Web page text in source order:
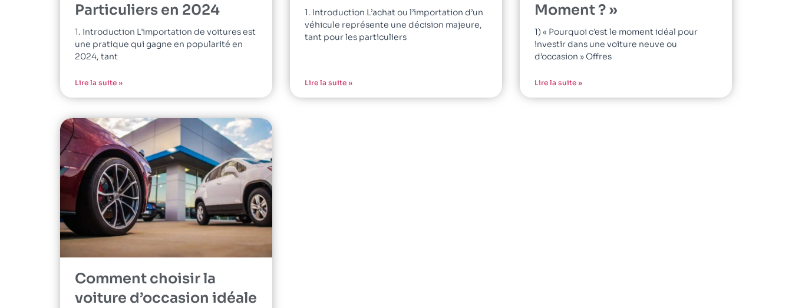
Particuliers en 2024
1. Introduction L’importation de voitures est
une pratique qui gagne en popularité en
2024, tant
Lire la suite »
1. Introduction L’achat ou l’importation d’un
véhicule représente une décision majeure,
tant pour les particuliers
Lire la suite »
Moment ? »
1) « Pourquoi c’est le moment idéal pour
investir dans une voiture neuve ou
d’occasion » Offres
Lire la suite »
Comment choisir la
voiture d’occasion idéale